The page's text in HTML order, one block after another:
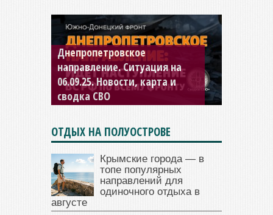
Константиновское
направление. Ситуация на
04.09.25 Новости, карта и
сводка СВО
ОТДЫХ НА ПОЛУОСТРОВЕ
Крымские города — в
топе популярных
направлений для
одиночного отдыха в
августе